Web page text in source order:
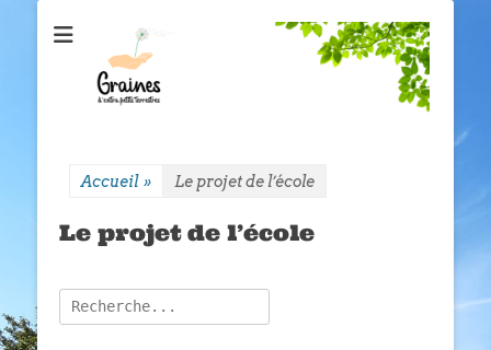
école Graines
d'extra petits
terrestres
Association loi 1901
Accueil » Le projet de l’école
Le projet de l’école
Rechercher :